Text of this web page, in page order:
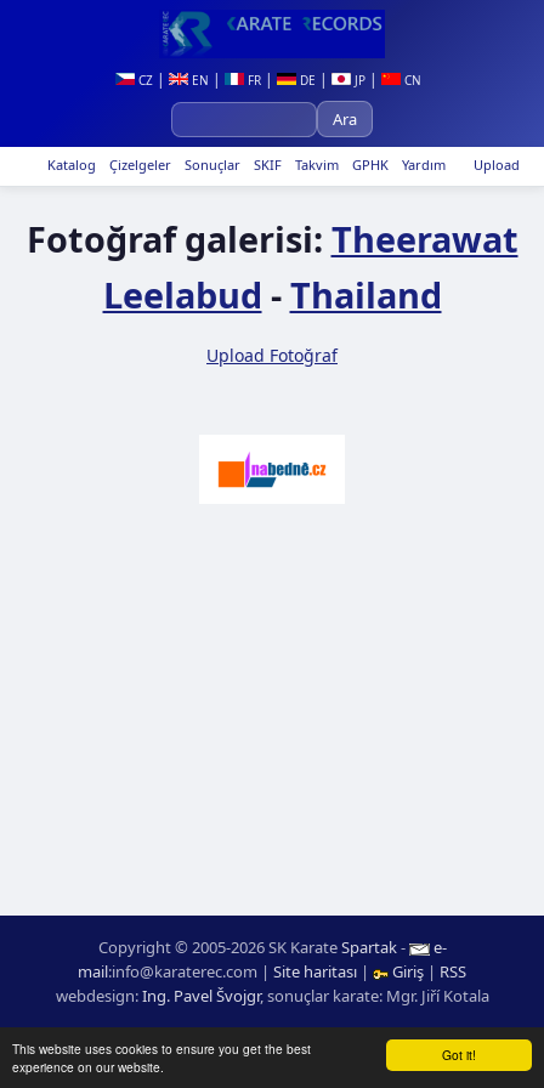
Got it!
This website uses cookies to ensure you get the best
experience on our website.
CZ | EN | FR | DE | JP | CN
Upload
Katalog Çizelgeler Sonuçlar SKIF Takvim GPHK Yardım
Fotoğraf galerisi: Theerawat
Leelabud -Thailand
Upload Fotoğraf
Copyright © 2005-2026 SK KarateSpartak-
e-
mail:moc.ceretarak@ofni | Site haritası | Giriş | RSS
webdesign:Ing. Pavel Švojgr,sonuçlar karate: Mgr. Jiří Kotala